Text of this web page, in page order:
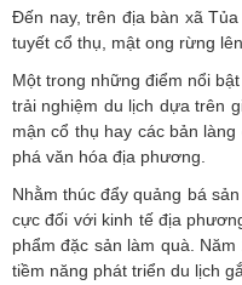
Đến nay, trên địa bàn xã
tuyết cổ thụ, mật ong rừng
Một trong những điểm nổi
trải nghiệm du lịch dựa trên
mận cổ thụ hay các bản
phá văn hóa địa phương.
Nhằm thúc đẩy quảng bá
cực đối với kinh tế địa
phẩm đặc sản làm quà.
tiềm năng phát triển du lịch